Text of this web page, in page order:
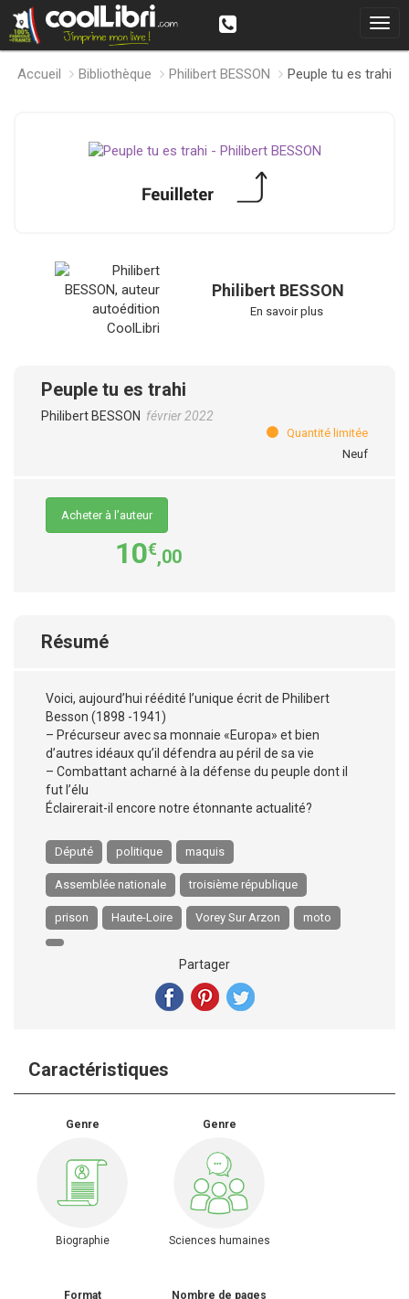
Accueil Bibliothèque Philibert BESSON Peuple tu es trahi
Philibert BESSON
En savoir plus
Peuple tu es trahi
Philibert BESSON février 2022
Quantité limitée
Neuf
Acheter à l’auteur
10€,00
Résumé
Voici, aujourd’hui réédité l’unique écrit de Philibert
Besson (1898 -1941)
– Précurseur avec sa monnaie «Europa» et bien
d’autres idéaux qu’il défendra au péril de sa vie
– Combattant acharné à la défense du peuple dont il
fut l’élu
Éclairerait-il encore notre étonnante actualité?
Député politique maquis
Assemblée nationale troisième république
prison Haute-Loire Vorey Sur Arzon moto
Partager
Caractéristiques
Genre
Biographie
Genre
Sciences humaines
Format Nombre de pages